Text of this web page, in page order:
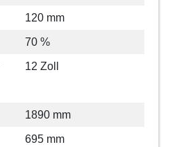
120 mm
70 %
12 Zoll
1890 mm
695 mm